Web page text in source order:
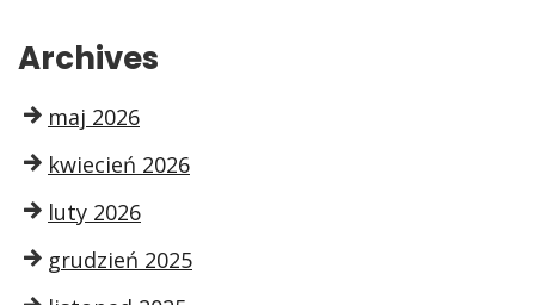
Archives
maj 2026
kwiecień 2026
luty 2026
grudzień 2025